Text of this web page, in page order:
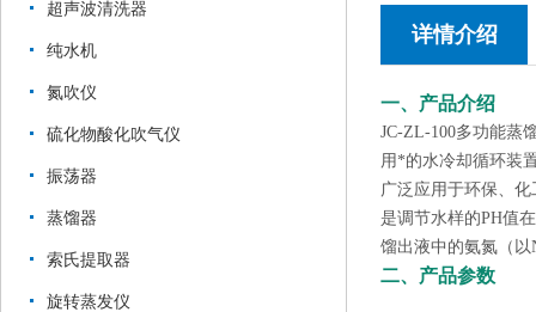
超声波清洗器
纯水机
氮吹仪
硫化物酸化吹气仪
振荡器
蒸馏器
索氏提取器
旋转蒸发仪
详情介绍
一、产品介绍
JC-ZL-100多功能蒸
用*的水冷却循环装
广泛应用于环保、
是调节水样的PH值
馏出液中的氨氮（以
二、产品参数